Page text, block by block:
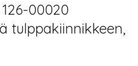
00020
tulppakiinnikkeen,